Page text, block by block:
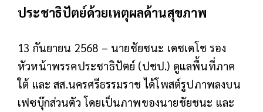
ประชาธิปัตย์ด้วยเหตุผลด้านสุขภาพ
13 กันยายน 2568 – นายชัยชนะ เดชเดโช รอง
หัวหน้าพรรคประชาธิปัตย์ (ปชป.) ดูแลพื้นที่ภาค
ใต้ และ สส.นครศรีธรรมราช ได้โพสต์รูปภาพลงบน
เฟซบุ๊กส่วนตัว โดยเป็นภาพของนายชัยชนะ และ